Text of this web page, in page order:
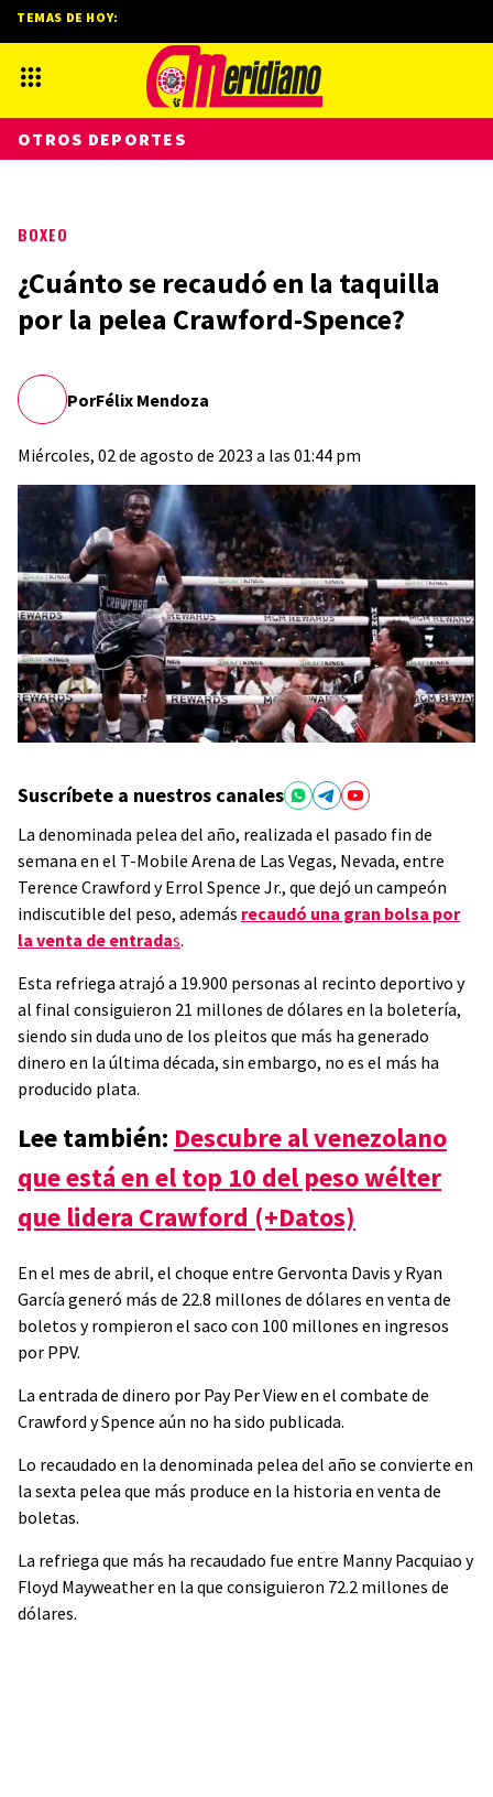
BOXEO
¿Cuánto se recaudó en la taquilla
por la pelea Crawford-Spence?
PorFélix Mendoza
Miércoles, 02 de agosto de 2023 a las 01:44 pm
Suscríbete a nuestros canales
La denominada pelea del año, realizada el pasado fin de
semana en el T-Mobile Arena de Las Vegas, Nevada, entre
Terence Crawford y Errol Spence Jr., que dejó un campeón
indiscutible del peso, además recaudó una gran bolsa por
la venta de entradas.
Esta refriega atrajó a 19.900 personas al recinto deportivo y
al final consiguieron 21 millones de dólares en la boletería,
siendo sin duda uno de los pleitos que más ha generado
dinero en la última década, sin embargo, no es el más ha
producido plata.
Lee también: Descubre al venezolano
que está en el top 10 del peso wélter
que lidera Crawford (+Datos)
En el mes de abril, el choque entre Gervonta Davis y Ryan
García generó más de 22.8 millones de dólares en venta de
boletos y rompieron el saco con 100 millones en ingresos
por PPV.
La entrada de dinero por Pay Per View en el combate de
Crawford y Spence aún no ha sido publicada.
Lo recaudado en la denominada pelea del año se convierte en
la sexta pelea que más produce en la historia en venta de
boletas.
La refriega que más ha recaudado fue entre Manny Pacquiao y
Floyd Mayweather en la que consiguieron 72.2 millones de
dólares.
TEMAS DE HOY:
OTROS DEPORTES